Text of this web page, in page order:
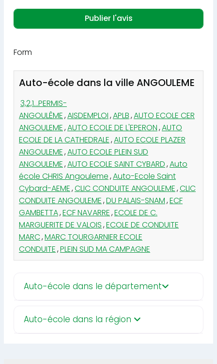
Form
Auto-école dans la ville ANGOULEME
3,2,1...PERMIS-
ANGOULÊME,AISDEMPLOI,APLB,AUTO ECOLE CER
ANGOULEME,AUTO ECOLE DE L'EPERON,AUTO
ECOLE DE LA CATHEDRALE,AUTO ECOLE PLAZER
ANGOULEME,AUTO ECOLE PLEIN SUD
ANGOULEME,AUTO ECOLE SAINT CYBARD,Auto
école CHRIS Angouleme,Auto-Ecole Saint
Cybard-AEME,CLIC CONDUITE ANGOULEME,CLIC
CONDUITE ANGOULEME,DU PALAIS-SNAM,ECF
GAMBETTA,ECF NAVARRE,ECOLE DE C.
MARGUERITE DE VALOIS,ECOLE DE CONDUITE
MARC,MARC TOURGARNIER ECOLE
CONDUITE,PLEIN SUD MA CAMPAGNE
Auto-école dans le département
Auto-école dans la région